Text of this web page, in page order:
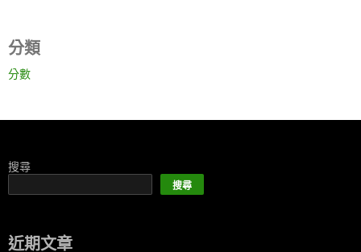
分類
分數
搜尋
搜尋
近期文章